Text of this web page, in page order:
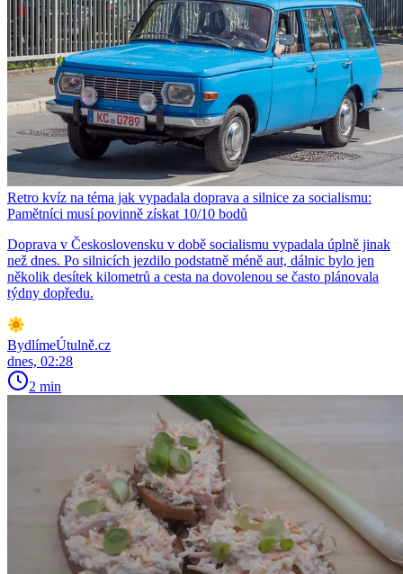
Retro kvíz na téma jak vypadala doprava a silnice za socialismu:
Pamětníci musí povinně získat 10/10 bodů
Doprava v Československu v době socialismu vypadala úplně jinak
než dnes. Po silnicích jezdilo podstatně méně aut, dálnic bylo jen
několik desítek kilometrů a cesta na dovolenou se často plánovala
týdny dopředu.
BydlímeÚtulně.cz
dnes, 02:28
2 min